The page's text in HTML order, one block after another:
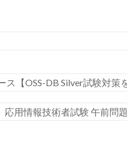
【OSS-DB Silver試験対策
応用情報技術者試験 午前問